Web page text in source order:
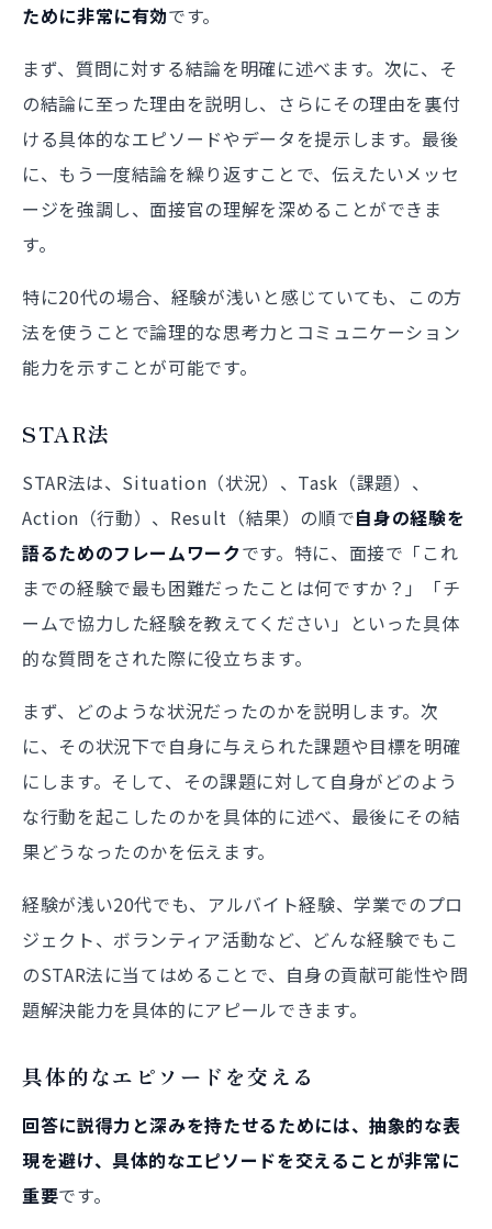
ために非常に有効です。
まず、質問に対する結論を明確に述べます。次に、そ
の結論に至った理由を説明し、さらにその理由を裏付
ける具体的なエピソードやデータを提示します。最後
に、もう一度結論を繰り返すことで、伝えたいメッセ
ージを強調し、面接官の理解を深めることができま
す。
特に20代の場合、経験が浅いと感じていても、この方
法を使うことで論理的な思考力とコミュニケーション
能力を示すことが可能です。
STAR法
STAR法は、Situation（状況）、Task（課題）、
Action（行動）、Result（結果）の順で自身の経験を
語るためのフレームワークです。特に、面接で「これ
までの経験で最も困難だったことは何ですか？」「チ
ームで協力した経験を教えてください」といった具体
的な質問をされた際に役立ちます。
まず、どのような状況だったのかを説明します。次
に、その状況下で自身に与えられた課題や目標を明確
にします。そして、その課題に対して自身がどのよう
な行動を起こしたのかを具体的に述べ、最後にその結
果どうなったのかを伝えます。
経験が浅い20代でも、アルバイト経験、学業でのプロ
ジェクト、ボランティア活動など、どんな経験でもこ
のSTAR法に当てはめることで、自身の貢献可能性や問
題解決能力を具体的にアピールできます。
具体的なエピソードを交える
回答に説得力と深みを持たせるためには、抽象的な表
現を避け、具体的なエピソードを交えることが非常に
重要です。